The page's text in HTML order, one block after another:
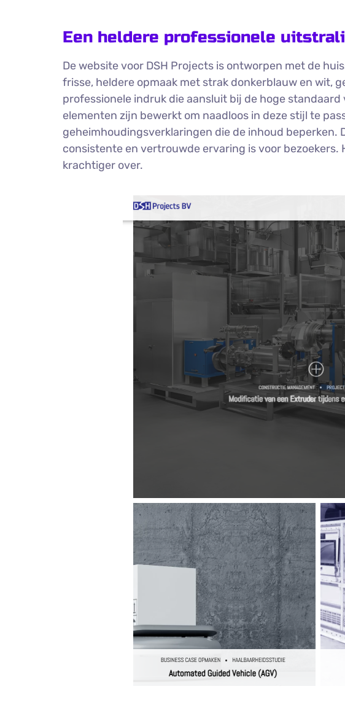
Een heldere professionele
De website voor DSH Projects is ontworpen met de
frisse, heldere opmaak met strak donkerblauw en wit,
professionele indruk die aansluit bij de hoge standaard
elementen zijn bewerkt om naadloos in deze stijl te
geheimhoudingsverklaringen die de inhoud beperken.
consistente en vertrouwde ervaring is voor bezoekers.
krachtiger over.